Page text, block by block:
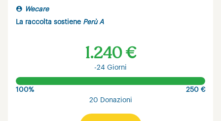
Wecare
La raccolta sostiene Perù A
1.240 €
-24 Giorni
100%
250 €
20 Donazioni